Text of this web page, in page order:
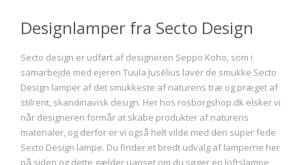
Designlamper fra Secto Design
Secto design er udført af designeren Seppo Koho, som i
samarbejde med ejeren Tuula Jusélius laver de smukke Secto
Design lamper af det smukkeste af naturens træ og præget af
stilrent, skandinavisk design. Her hos rosborgshop.dk elsker vi
når designeren formår at skabe produkter af naturens
materialer, og derfor er vi også helt vilde med den super fede
Secto Design lampe. Du finder et bredt udvalg af lamperne her
på siden og dette gælder uanset om du søger en loftslampe,